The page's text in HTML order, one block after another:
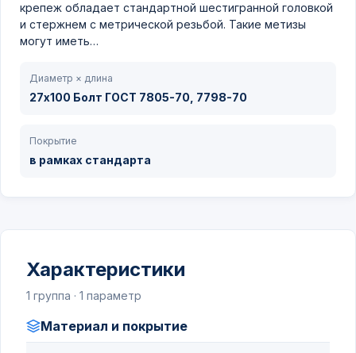
крепеж обладает стандартной шестигранной головкой
и стержнем с метрической резьбой. Такие метизы
могут иметь…
Диаметр × длина
27х100 Болт ГОСТ 7805-70, 7798-70
Покрытие
в рамках стандарта
Характеристики
1 группа · 1 параметр
Материал и покрытие